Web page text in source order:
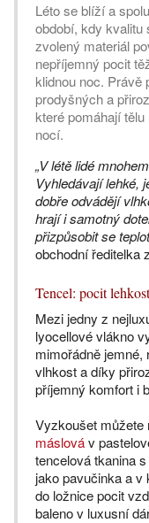
Léto se blíží a
období, kdy kvalitu
zvolený materiál
nepříjemný pocit
klidnou noc. Právě
prodyšných a
které pomáhají
nocí.
„V létě lidé
Vyhledávají lehké,
dobře odvádějí
hrají i samotný
přizpůsobit se
obchodní ředitelka
Tencel: pocit
Mezi jedny z
lyocellové vlákno
mimořádně
vlhkost a díky
příjemný komfort i
Vyzkoušet můžete
máslováv
tencelová tkanina
jako pavučinka a
do ložnice pocit
baleno v luxusní